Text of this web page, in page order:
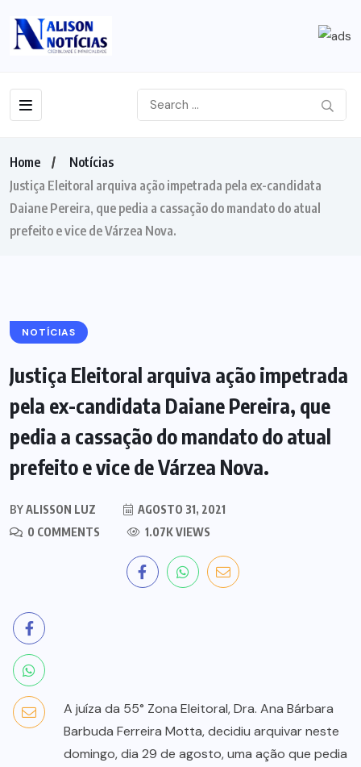
Home
Notícias
Justiça Eleitoral arquiva ação impetrada pela ex-candidata
Daiane Pereira, que pedia a cassação do mandato do atual
prefeito e vice de Várzea Nova.
NOTÍCIAS
Justiça Eleitoral arquiva ação impetrada
pela ex-candidata Daiane Pereira, que
pedia a cassação do mandato do atual
prefeito e vice de Várzea Nova.
BYALISSON LUZ
AGOSTO 31, 2021
0 COMMENTS
1.07K VIEWS
A juíza da 55° Zona Eleitoral, Dra. Ana Bárbara
Barbuda Ferreira Motta, decidiu arquivar neste
domingo, dia 29 de agosto, uma ação que pedia